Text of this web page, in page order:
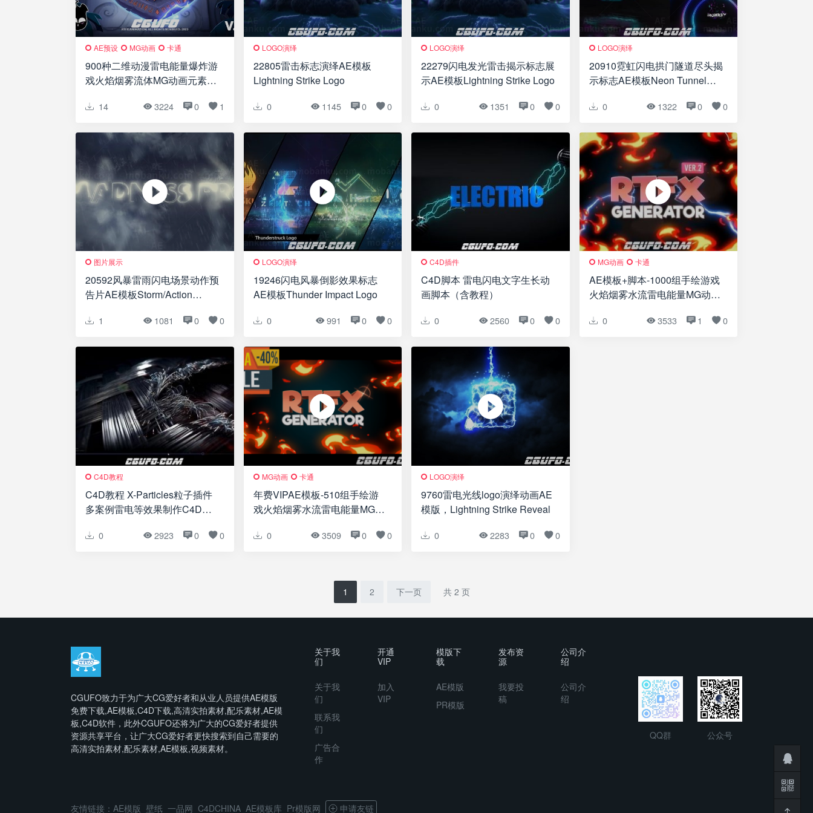
AE预设 MG动画 卡通
900种二维动漫雷电能量爆炸游
戏火焰烟雾流体MG动画元素
Button v1.0
14 3224 0 1
LOGO演绎
22805雷击标志演绎AE模板
Lightning Strike Logo
0 1145 0 0
LOGO演绎
22279闪电发光雷击揭示标志展
示AE模板Lightning Strike Logo
0 1351 0 0
LOGO演绎
20910霓虹闪电拱门隧道尽头揭
示标志AE模板Neon Tunnel
0 1322 0 0
图片展示
20592风暴雷雨闪电场景动作预
告片AE模板Storm/Action
1 1081 0 0
LOGO演绎
19246闪电风暴倒影效果标志
AE模板Thunder Impact Logo
0 991 0 0
C4D插件
C4D脚本 雷电闪电文字生长动
画脚本（含教程）
0 2560 0 0
MG动画 卡通
AE模板+脚本-1000组手绘游戏
火焰烟雾水流雷电能量MG动画
0 3533 1 0
C4D教程
C4D教程 X-Particles粒子插件
多案例雷电等效果制作C4D教
0 2923 0 0
MG动画 卡通
年费VIPAE模板-510组手绘游
戏火焰烟雾水流雷电能量MG动
0 3509 0 0
LOGO演绎
9760雷电光线logo演绎动画AE
模版，Lightning Strike Reveal
0 2283 0 0
1 2 下一页 共 2 页
CGUFO致力于为广大CG爱好者和从业人员提供AE模版
免费下载,AE模板,C4D下载,高清实拍素材,配乐素材,AE模
板,C4D软件，此外CGUFO还将为广大的CG爱好者提供
资源共享平台，让广大CG爱好者更快搜索到自己需要的
高清实拍素材,配乐素材,AE模板,视频素材。
关于我
们
关于我
们
联系我
们
广告合
作
开通
VIP
加入
VIP
模版下
载
AE模版
PR模版
发布资
源
我要投
稿
公司介
绍
公司介
绍
QQ群 公众号
友情链接： AE模版 壁纸 一品网 C4DCHINA AE模板库 Pr模版网 申请友链